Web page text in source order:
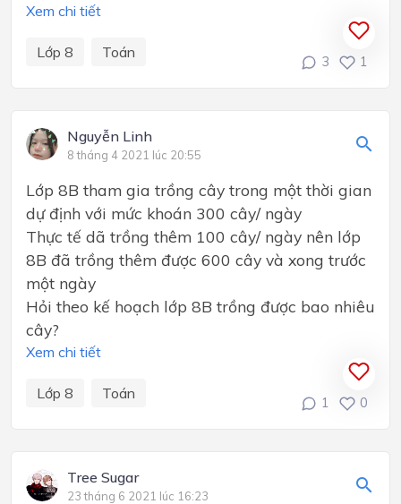
Xem chi tiết
Lớp 8 Toán
3 1
Nguyễn Linh
8 tháng 4 2021 lúc 20:55
Lớp 8B tham gia trồng cây trong một thời gian
dự định với mức khoán 300 cây/ ngày
Thực tế dã trồng thêm 100 cây/ ngày nên lớp
8B đã trồng thêm được 600 cây và xong trước
một ngày
Hỏi theo kế hoạch lớp 8B trồng được bao nhiêu
cây?
Xem chi tiết
Lớp 8 Toán
1 0
Tree Sugar
23 tháng 6 2021 lúc 16:23